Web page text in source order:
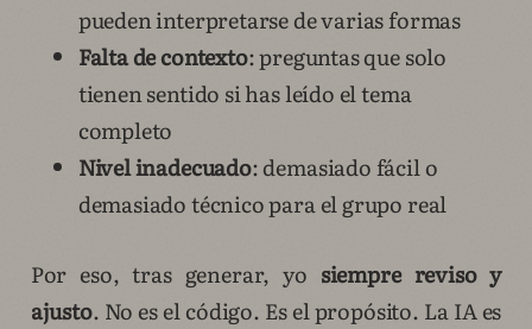
pueden interpretarse de varias formas
Falta de contexto: preguntas que solo
tienen sentido si has leído el tema
completo
Nivel inadecuado: demasiado fácil o
demasiado técnico para el grupo real
Por eso, tras generar, yo siempre reviso y
ajusto. No es el código. Es el propósito. La IA es